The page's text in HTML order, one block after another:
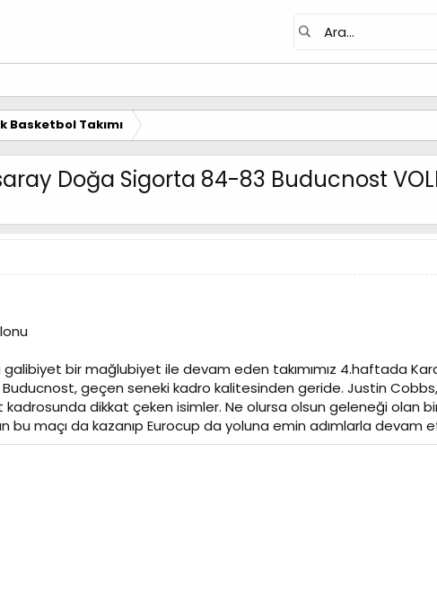
Basketbol Takımı
Doğa Sigorta 84-83 Buducnost
galibiyet bir mağlubiyet ile devam eden takımımız 4.haftada
Buducnost, geçen seneki kadro kalitesinden geride. Justin
dikkat çeken isimler. Ne olursa olsun geleneği olan
bu maçı da kazanıp Eurocup da yoluna emin adımlarla devam